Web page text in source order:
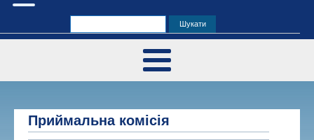
Приймальна комісія